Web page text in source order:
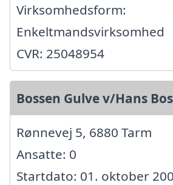
Virksomhedsform:
Enkeltmandsvirksomhed
CVR: 25048954
Bossen Gulve v/Hans
Rønnevej 5, 6880 Tarm
Ansatte: 0
Startdato: 01. oktober